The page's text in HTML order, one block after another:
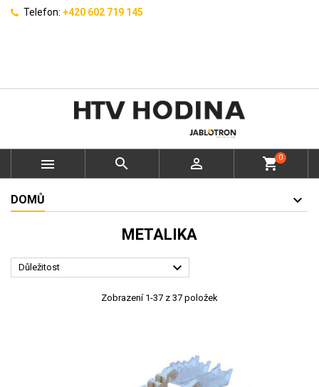
Telefon: +420 602 719 145
   shopping_cart0
DOMŮ
METALIKA
Důležitost 
Zobrazení 1-37 z 37 položek